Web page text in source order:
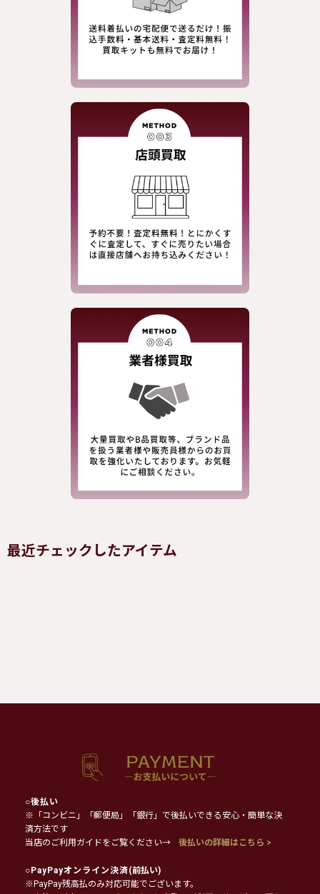
最近チェックしたアイテム
○後払い
※「コンビニ」「郵便局」「銀行」で後払いできる安心・簡単な決
済方法です
当店のご利用ガイドをご覧ください→
後払いの詳細はこちら >
○PayPayオンライン決済(前払い)
※PayPay残高払のみ対応可能でございます。